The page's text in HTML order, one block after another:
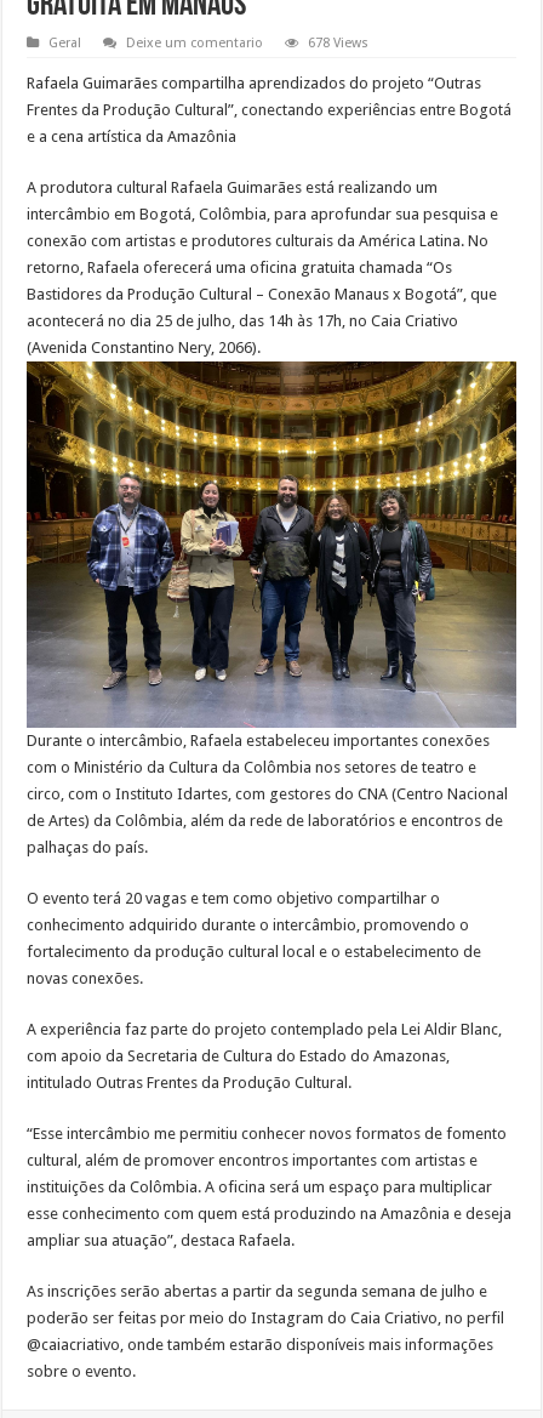
Geral Deixe um comentario 678 Views
Rafaela Guimarães compartilha aprendizados do projeto “Outras
Frentes da Produção Cultural”, conectando experiências entre Bogotá
e a cena artística da Amazônia
A produtora cultural Rafaela Guimarães está realizando um
intercâmbio em Bogotá, Colômbia, para aprofundar sua pesquisa e
conexão com artistas e produtores culturais da América Latina. No
retorno, Rafaela oferecerá uma oficina gratuita chamada “Os
Bastidores da Produção Cultural – Conexão Manaus x Bogotá”, que
acontecerá no dia 25 de julho, das 14h às 17h, no Caia Criativo
(Avenida Constantino Nery, 2066).
Durante o intercâmbio, Rafaela estabeleceu importantes conexões
com o Ministério da Cultura da Colômbia nos setores de teatro e
circo, com o Instituto Idartes, com gestores do CNA (Centro Nacional
de Artes) da Colômbia, além da rede de laboratórios e encontros de
palhaças do país.
O evento terá 20 vagas e tem como objetivo compartilhar o
conhecimento adquirido durante o intercâmbio, promovendo o
fortalecimento da produção cultural local e o estabelecimento de
novas conexões.
A experiência faz parte do projeto contemplado pela Lei Aldir Blanc,
com apoio da Secretaria de Cultura do Estado do Amazonas,
intitulado Outras Frentes da Produção Cultural.
“Esse intercâmbio me permitiu conhecer novos formatos de fomento
cultural, além de promover encontros importantes com artistas e
instituições da Colômbia. A oficina será um espaço para multiplicar
esse conhecimento com quem está produzindo na Amazônia e deseja
ampliar sua atuação”, destaca Rafaela.
As inscrições serão abertas a partir da segunda semana de julho e
poderão ser feitas por meio do Instagram do Caia Criativo, no perfil
@caiacriativo, onde também estarão disponíveis mais informações
sobre o evento.